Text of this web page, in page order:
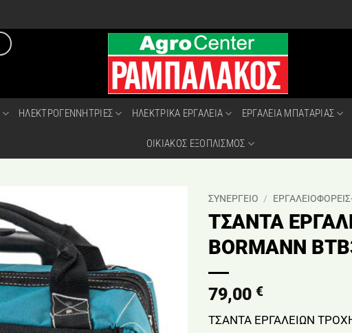
ΗΛΕΚΤΡΟΓΕΝΝΗΤΡΙΕΣ ΗΛΕΚΤΡΙΚΑ ΕΡΓΑΛΕΙΑ ΕΡΓΑΛΕΙΑ ΜΠΑΤΑΡΙΑΣ
ΟΙΚΙΑΚΟΣ ΕΞΟΠΛΙΣΜΟΣ
ΣΥΝΕΡΓΕΙΟ /
ΤΣΑΝΤΑ
BORMANN
79,00 €
ΤΣΑΝΤΑ ΕΡΓΑΛΕΙΩΝ